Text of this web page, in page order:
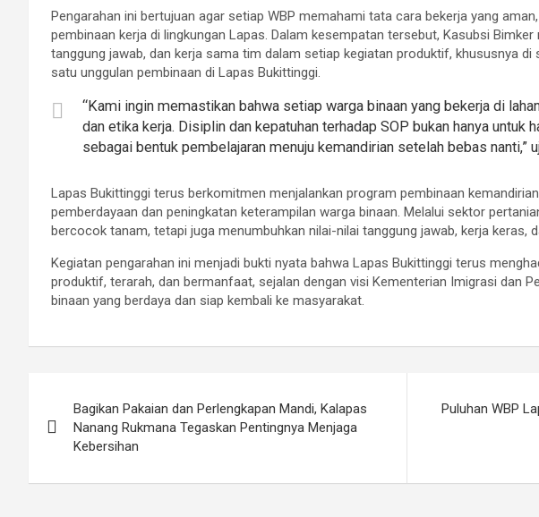
Pengarahan ini bertujuan agar setiap WBP memahami tata cara bekerja yang
pembinaan kerja di lingkungan Lapas. Dalam kesempatan tersebut, Kasubsi
tanggung jawab, dan kerja sama tim dalam setiap kegiatan produktif, khususnya di
satu unggulan pembinaan di Lapas Bukittinggi.
“Kami ingin memastikan bahwa setiap warga binaan yang bekerja di
dan etika kerja. Disiplin dan kepatuhan terhadap SOP bukan hanya untuk
sebagai bentuk pembelajaran menuju kemandirian setelah bebas nanti,”
Lapas Bukittinggi terus berkomitmen menjalankan program pembinaan
pemberdayaan dan peningkatan keterampilan warga binaan. Melalui sektor
bercocok tanam, tetapi juga menumbuhkan nilai-nilai tanggung jawab, kerja keras,
Kegiatan pengarahan ini menjadi bukti nyata bahwa Lapas Bukittinggi terus
produktif, terarah, dan bermanfaat, sejalan dengan visi Kementerian Imigrasi dan
binaan yang berdaya dan siap kembali ke masyarakat.
navigation
Bagikan Pakaian dan Perlengkapan Mandi, Kalapas
Nanang Rukmana Tegaskan Pentingnya Menjaga
Kebersihan
Puluhan WBP